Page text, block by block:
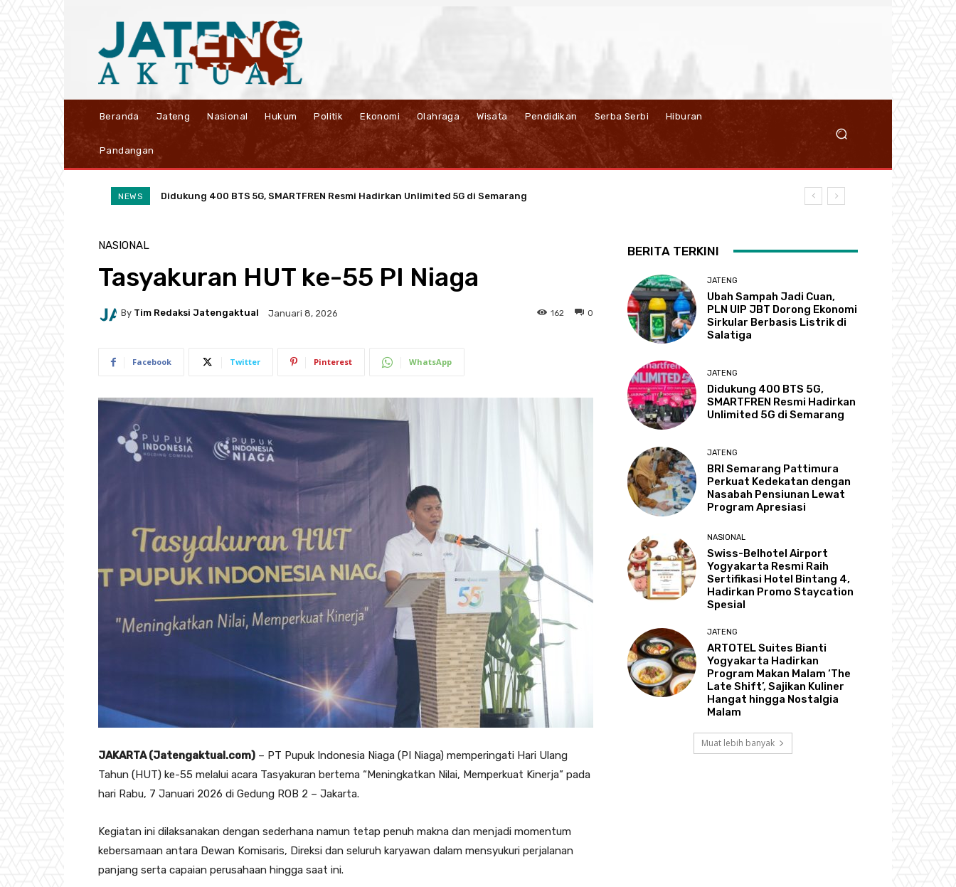
Beranda Jateng Nasional Hukum Politik Ekonomi Olahraga Wisata Pendidikan Serba Serbi Hiburan
Pandangan
NEWS Didukung 400 BTS 5G, SMARTFREN Resmi Hadirkan Unlimited 5G di Semarang
BRI Semarang Pattimura Perkuat Kedekatan dengan Nasabah Pensiunan Lewat Program Apresiasi
NASIONAL
Tasyakuran HUT ke-55 PI Niaga
By Tim Redaksi Jatengaktual Januari 8, 2026 0
162
Facebook Twitter Pinterest WhatsApp
JAKARTA (Jatengaktual.com) – PT Pupuk Indonesia Niaga (PI Niaga) memperingati Hari Ulang
Tahun (HUT) ke-55 melalui acara Tasyakuran bertema “Meningkatkan Nilai, Memperkuat Kinerja” pada
hari Rabu, 7 Januari 2026 di Gedung ROB 2 – Jakarta.
Kegiatan ini dilaksanakan dengan sederhana namun tetap penuh makna dan menjadi momentum
kebersamaan antara Dewan Komisaris, Direksi dan seluruh karyawan dalam mensyukuri perjalanan
panjang serta capaian perusahaan hingga saat ini.
BERITA TERKINI
JATENG
Ubah Sampah Jadi Cuan,
PLN UIP JBT Dorong Ekonomi
Sirkular Berbasis Listrik di
Salatiga
JATENG
Didukung 400 BTS 5G,
SMARTFREN Resmi Hadirkan
Unlimited 5G di Semarang
JATENG
BRI Semarang Pattimura
Perkuat Kedekatan dengan
Nasabah Pensiunan Lewat
Program Apresiasi
NASIONAL
Swiss-Belhotel Airport
Yogyakarta Resmi Raih
Sertifikasi Hotel Bintang 4,
Hadirkan Promo Staycation
Spesial
JATENG
ARTOTEL Suites Bianti
Yogyakarta Hadirkan
Program Makan Malam ‘The
Late Shift’, Sajikan Kuliner
Hangat hingga Nostalgia
Malam
Muat lebih banyak